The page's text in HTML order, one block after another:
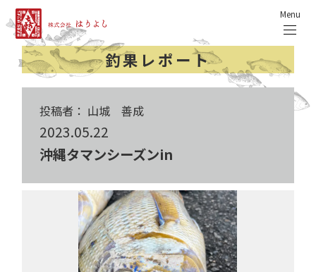
Menu
釣果レポート
投稿者： 山城 善成
2023.05.22
沖縄タマンシーズンin